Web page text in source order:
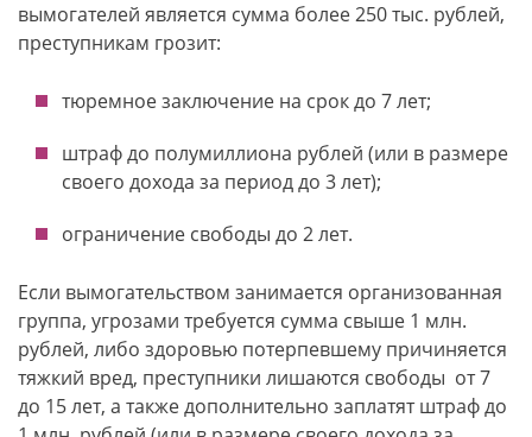
вымогателей является сумма более 250 тыс. рублей,
преступникам грозит:
тюремное заключение на срок до 7 лет;
штраф до полумиллиона рублей (или в размере
своего дохода за период до 3 лет);
ограничение свободы до 2 лет.
Если вымогательством занимается организованная
группа, угрозами требуется сумма свыше 1 млн.
рублей, либо здоровью потерпевшему причиняется
тяжкий вред, преступники лишаются свободы от 7
до 15 лет, а также дополнительно заплатят штраф до